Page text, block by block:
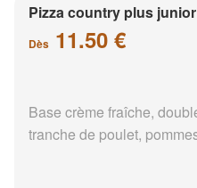
Pizza country plus junior
Dès 11.50 €
Base crème fraîche,
tranche de poulet,